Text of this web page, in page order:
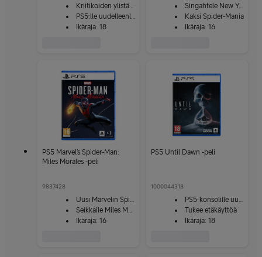
Kriitikoiden ylistämä selviytymispeli
PS5:lle uudelleenluotu
Ikäraja: 18
Singahtele New Yorkissa
Kaksi Spider-Mania
Ikäraja: 16
PS5 Marvel’s Spider-Man:
Miles Morales -peli
9837428
Uusi Marvelin Spider-Man -peli
Seikkaile Miles Moralesina
Ikäraja: 16
PS5 Until Dawn -peli
1000044318
PS5-konsolille uudistettu
Tukee etäkäyttöä
Ikäraja: 18